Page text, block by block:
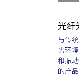
光纤
与传
劣环
和振
的产